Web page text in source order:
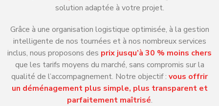
solution adaptée à votre projet.
Grâce à une organisation logistique optimisée, à la gestion
intelligente de nos tournées et à nos nombreux services
inclus, nous proposons des prix jusqu’à 30 % moins chers
que les tarifs moyens du marché, sans compromis sur la
qualité de l’accompagnement. Notre objectif : vous offrir
un déménagement plus simple, plus transparent et
parfaitement maîtrisé.